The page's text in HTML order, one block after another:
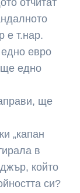
отчитат
е т.нар.
едно евро
едно
ще
„капан
в
който
си?